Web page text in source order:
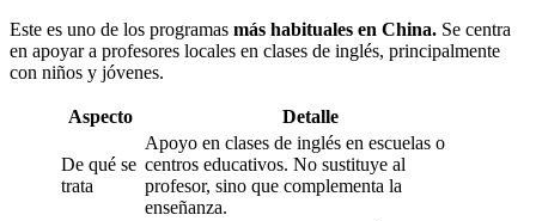
Este es uno de los programas más habituales en China. Se centra
en apoyar a profesores locales en clases de inglés, principalmente
con niños y jóvenes.
Aspecto Detalle
De qué se
trata
Apoyo en clases de inglés en escuelas o
centros educativos. No sustituye al
profesor, sino que complementa la
enseñanza.